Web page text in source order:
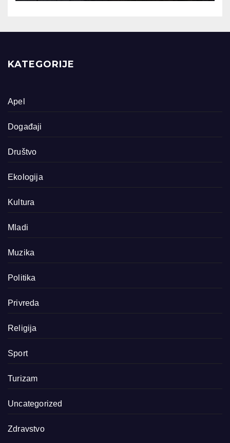
KATEGORIJE
Apel
Događaji
Društvo
Ekologija
Kultura
Mladi
Muzika
Politika
Privreda
Religija
Sport
Turizam
Uncategorized
Zdravstvo